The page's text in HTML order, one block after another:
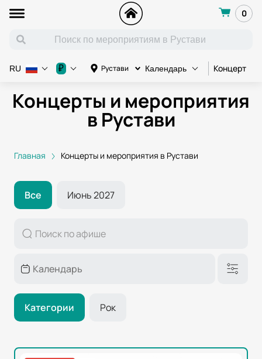
0
Рустави Календарь Концерт
RU ₽
Концерты и мероприятия
в Рустави
Главная Концерты и мероприятия в Рустави
Все Июнь 2027
Категории Рок